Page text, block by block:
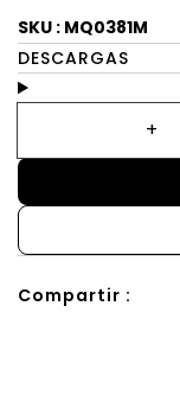
SKU : MQ0381M
DESCARGAS
Compartir :